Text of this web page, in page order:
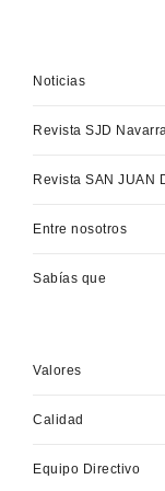
Noticias
Revista SJD
Revista SAN JUAN
Entre nosotros
Sabías que
Valores
Calidad
Equipo Directivo